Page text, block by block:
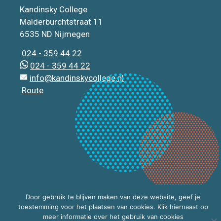
Kandinsky College
Malderburchtstraat 11
6535 ND Nijmegen
024 - 359 44 22
024 - 359 44 22
info@kandinskycollege.nl
Route
Door gebruik te blijven maken van deze website, geef je
toestemming voor het plaatsen van cookies. Klik hiernaast op
meer informatie over het gebruik van cookies